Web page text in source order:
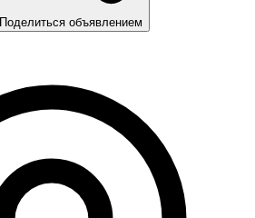
Поделиться объявлением